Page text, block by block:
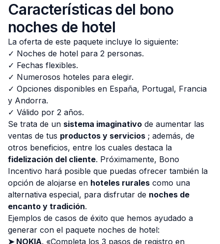
Características del bono
noches de hotel
La oferta de este paquete incluye lo siguiente:
✓ Noches de hotel para 2 personas.
✓ Fechas flexibles.
✓ Numerosos hoteles para elegir.
✓ Opciones disponibles en España, Portugal, Francia
y Andorra.
✓ Válido por 2 años.
Se trata de un sistema imaginativo de aumentar las
ventas de tus productos y servicios ; además, de
otros beneficios, entre los cuales destaca la
fidelización del cliente. Próximamente, Bono
Incentivo hará posible que puedas ofrecer también la
opción de alojarse en hoteles rurales como una
alternativa especial, para disfrutar de noches de
encanto y tradición.
Ejemplos de casos de éxito que hemos ayudado a
generar con el paquete noches de hotel:
➤ NOKIA. «Completa los 3 pasos de registro en